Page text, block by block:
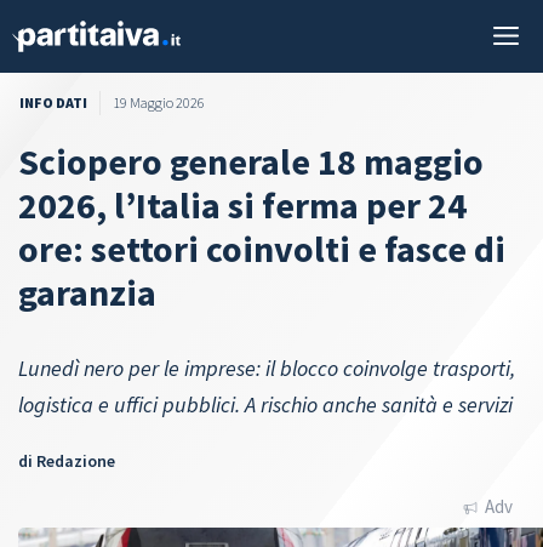
INFO DATI 19 Maggio 2026
Sciopero generale 18 maggio
2026, l’Italia si ferma per 24
ore: settori coinvolti e fasce di
garanzia
Lunedì nero per le imprese: il blocco coinvolge trasporti,
logistica e uffici pubblici. A rischio anche sanità e servizi
di Redazione
Adv